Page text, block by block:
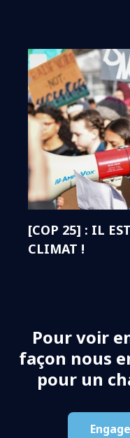
[COP 25] : IL
CLIMAT !
Pour voir
façon nous
pour un